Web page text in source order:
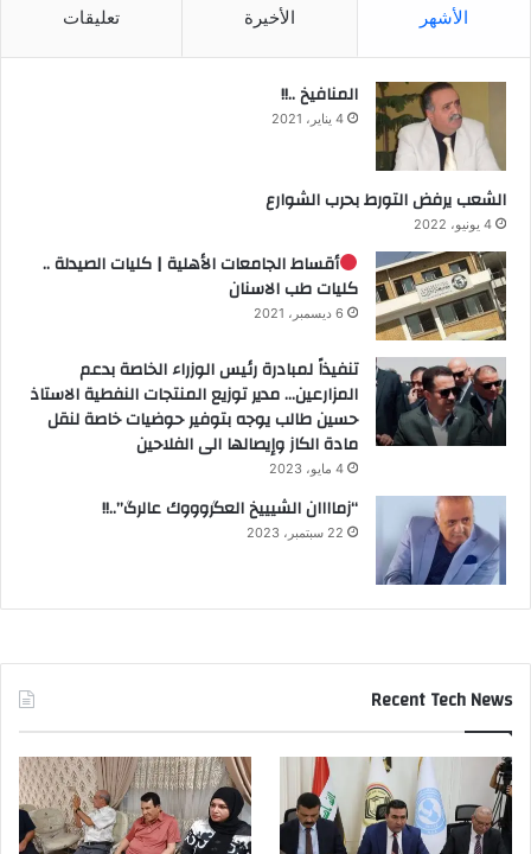
الأشهر الأخيرة تعليقات
المنافيخ ..!!
4 يناير، 2021
الشعب يرفض التورط بحرب الشوارع
4 يونيو، 2022
أقساط الجامعات الأهلية | كليات الصيدلة ..
كليات طب الاسنان
6 ديسمبر، 2021
تنفيذاً لمبادرة رئيس الوزراء الخاصة بدعم
المزارعين… مدير توزيع المنتجات النفطية الاستاذ
حسين طالب يوجه بتوفير حوضيات خاصة لنقل
مادة الكاز وإيصالها الى الفلاحين
4 مايو، 2023
“زماااان الشيييخ العگروووك عالرگ”..!!
22 سبتمبر، 2023
Recent Tech News